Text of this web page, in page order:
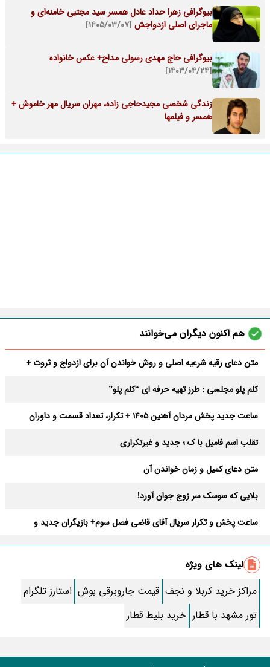
بیوگرافی زهرا حداد عادل همسر سید مجتبی خامنه‌ای و
ماجرای اصلی ازدواجش [۱۴۰۵/۰۳/۰۷]
بیوگرافی حاج مهدی رسولی مداح+ عکس خانواده
[۱۴۰۳/۰۴/۲۴]
زندگی شخصی مجیدحاجی زاده، مهران سریال مهر خاموش +
همسر و فیلمها
هم اکنون دیگران می‌خوانند
متن دعای رقیه شرعیه اصلی و روش خواندن آن برای ازدواج و ثروت +
کلم پلو مجلسی : طرز تهیه حرفه ای “کلم پلو”
ساعت جدید پخش مردان آهنین 1405 + تکرار، تعداد قسمت و داوران
تقلب اسم فامیل با ک ؛ جدید و غیرتکراری
متن دعای کمیل و زمان خواندن آن
بلایی که سوسک سر زوج جوان آورد!
ساعت پخش و تکرار سریال آقای قاضی فصل سوم+ بازیگران جدید و
طرز تهیه سالاد ماکارونی خانگی خوشمزه و لذیذ + آموزش تصویری
طرز تهیه پاستا با سس آلفردو و مرغ فوری + آموزش تصویری پنه
جواب کامل اسم فامیل با “س”
ماه قرمز نشانه آخر دنیا در آسمان ظاهر شد !
جملات زیبا برای بهترین پدر دنیا
لینک های ویژه
مراکز خرید کربلا و نجف قیمت جاروبرقی بوش استارز تلگرام
تور مشهد با قطار خرید بلیط قطار